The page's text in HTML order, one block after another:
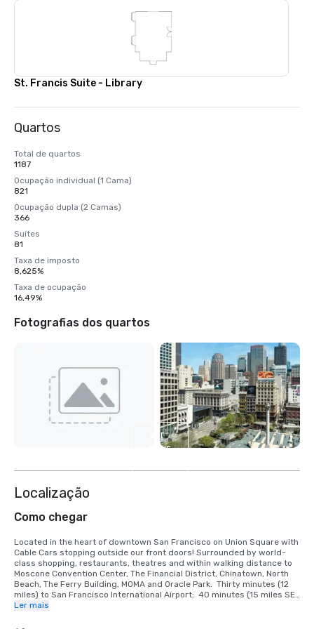
St. Francis Suite - Library
Quartos
Total de quartos
1187
Ocupação individual (1 Cama)
821
Ocupação dupla (2 Camas)
366
Suítes
81
Taxa de imposto
8,625%
Taxa de ocupação
16,49%
Fotografias dos quartos
Ver
mais
Localização
Como chegar
Located in the heart of downtown San Francisco on Union Square with
Cable Cars stopping outside our front doors! Surrounded by world-
class shopping, restaurants, theatres and within walking distance to
Moscone Convention Center, The Financial District, Chinatown, North
Beach, The Ferry Building, MOMA and Oracle Park.  Thirty minutes (12
miles) to San Francisco International Airport;  40 minutes (15 miles SE)
to Oakland International Airport.
TRANSPORTATION INFORMATION
Ler mais